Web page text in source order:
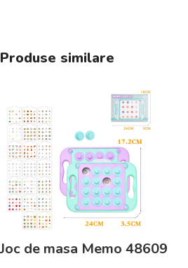
Produse similare
Joc de masa Memo 48609